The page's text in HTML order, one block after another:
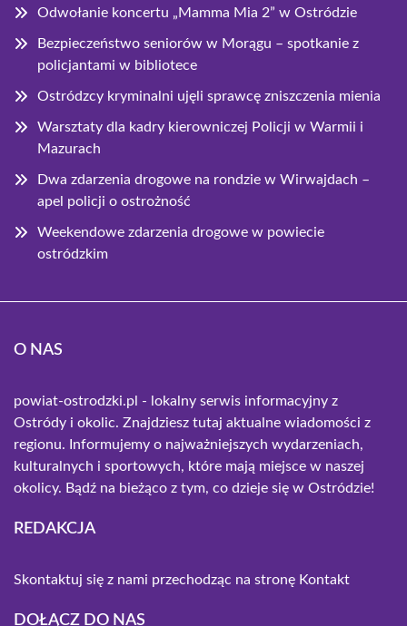
Odwołanie koncertu „Mamma Mia 2” w Ostródzie
Bezpieczeństwo seniorów w Morągu – spotkanie z
policjantami w bibliotece
Ostródzcy kryminalni ujęli sprawcę zniszczenia mienia
Warsztaty dla kadry kierowniczej Policji w Warmii i
Mazurach
Dwa zdarzenia drogowe na rondzie w Wirwajdach –
apel policji o ostrożność
Weekendowe zdarzenia drogowe w powiecie
ostródzkim
O NAS
powiat-ostrodzki.pl - lokalny serwis informacyjny z
Ostródy i okolic. Znajdziesz tutaj aktualne wiadomości z
regionu. Informujemy o najważniejszych wydarzeniach,
kulturalnych i sportowych, które mają miejsce w naszej
okolicy. Bądź na bieżąco z tym, co dzieje się w Ostródzie!
REDAKCJA
Skontaktuj się z nami przechodząc na stronę Kontakt
DOŁĄCZ DO NAS